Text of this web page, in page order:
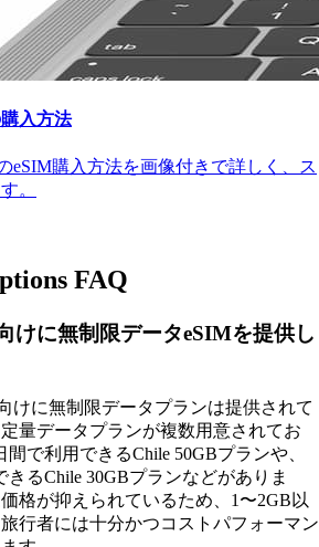
入方法
eSIM購入方法を画像付きで詳しく、ス
。
FAQ
けに無制限データeSIMを提供し
けに無制限データプランは提供されて
量データプランが複数用意されてお
間で利用できるChile 50GBプランや、
きるChile 30GBプランなどがありま
格が抑えられているため、1〜2GB以
行者には十分かつコストパフォーマン